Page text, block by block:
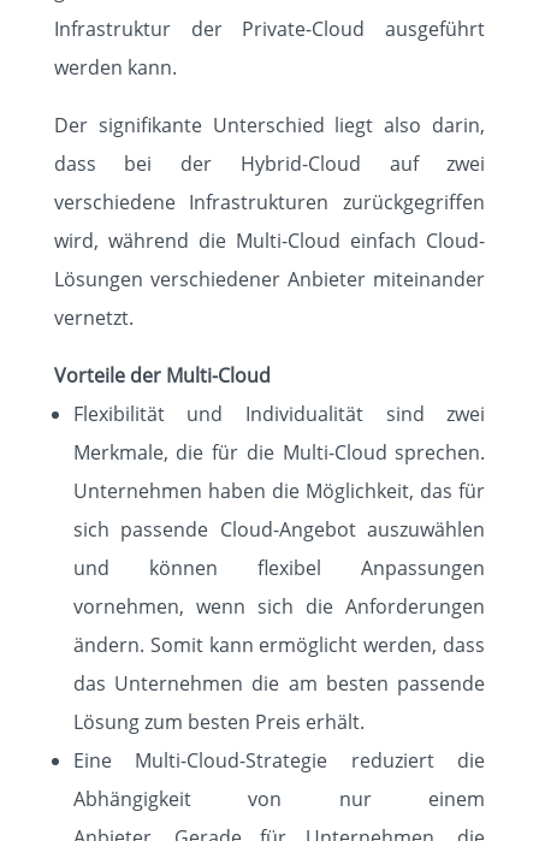
Infrastruktur der Private-Cloud ausgeführt
werden kann.
Der signifikante Unterschied liegt also darin,
dass bei der Hybrid-Cloud auf zwei
verschiedene Infrastrukturen zurückgegriffen
wird, während die Multi-Cloud einfach Cloud-
Lösungen verschiedener Anbieter miteinander
vernetzt.
Vorteile der Multi-Cloud
Flexibilität und Individualität sind zwei
Merkmale, die für die Multi-Cloud sprechen.
Unternehmen haben die Möglichkeit, das für
sich passende Cloud-Angebot auszuwählen
und können flexibel Anpassungen
vornehmen, wenn sich die Anforderungen
ändern. Somit kann ermöglicht werden, dass
das Unternehmen die am besten passende
Lösung zum besten Preis erhält.
Eine Multi-Cloud-Strategie reduziert die
Abhängigkeit von nur einem